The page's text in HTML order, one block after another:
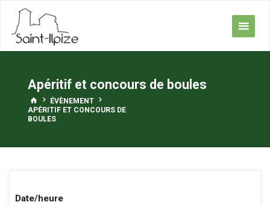
content
Apéritif et concours de boules
HOMEÉVÈNEMENT
APÉRITIF ET CONCOURS DE
BOULES
Date/heure